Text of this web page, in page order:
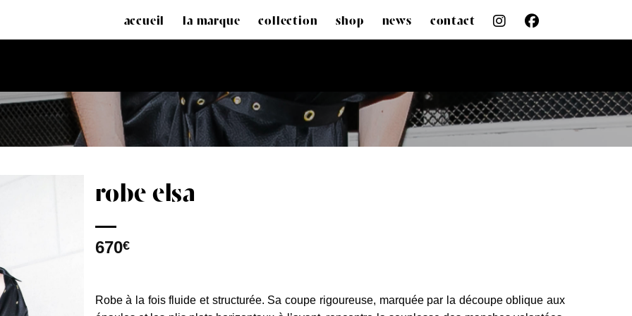
accueil la marque collection shop news contact
robe elsa
670€
Robe à la fois fluide et structurée. Sa coupe rigoureuse, marquée par la découpe oblique aux